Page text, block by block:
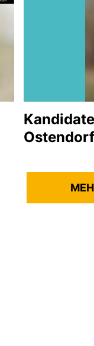
Ostendorf